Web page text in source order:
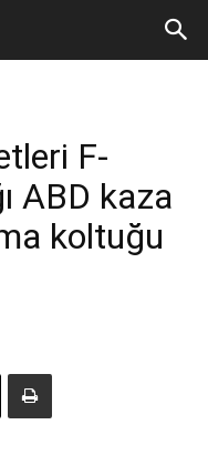
F-
ABD kaza
koltuğu